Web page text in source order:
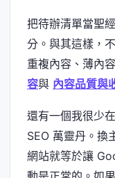
把待辦清單當聖
分。與其這樣，
重複內容、薄內
容與 內容品質與
還有一個我很少
SEO 萬靈丹。換
網站就等於讓